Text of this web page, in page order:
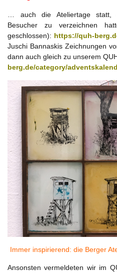
… auch die Ateliertage statt,
Besucher zu verzeichnen
geschlossen): https://quh-
Juschi Bannaskis Zeichnungen
dann auch gleich zu unserem
berg.de/category/
Immer inspirierend: die Berger
Ansonsten vermeldeten wir im